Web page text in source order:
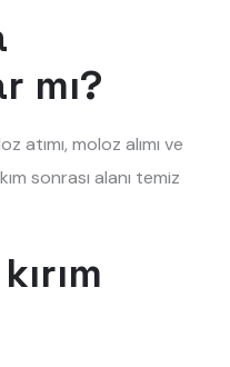
mı?
atımı, moloz alımı ve
sonrası alanı temiz